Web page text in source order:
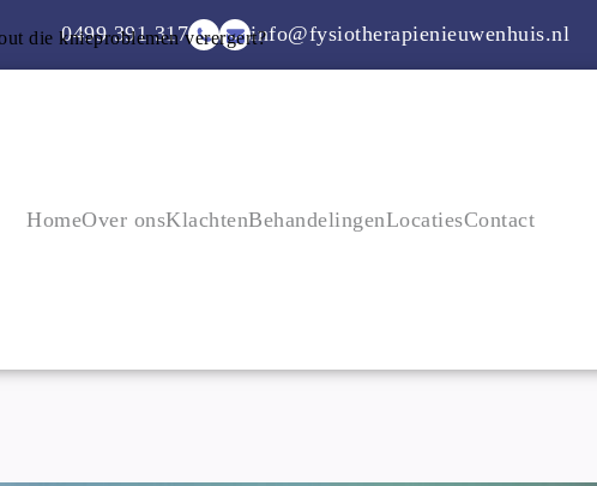
0499 391 317 info@fysiotherapienieuwenhuis.nl
HomeOver onsKlachtenBehandelingenLocatiesContact
die knieproblemen verergert?